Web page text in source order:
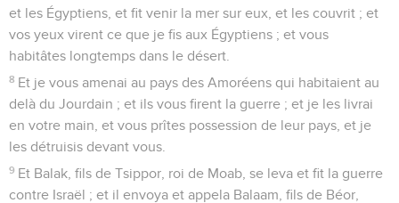
et les Égyptiens, et fit venir la mer sur eux, et les couvrit ; et
vos yeux virent ce que je fis aux Égyptiens ; et vous
habitâtes longtemps dans le désert.
8 Et je vous amenai au pays des Amoréens qui habitaient au
delà du Jourdain ; et ils vous firent la guerre ; et je les livrai
en votre main, et vous prîtes possession de leur pays, et je
les détruisis devant vous.
9 Et Balak, fils de Tsippor, roi de Moab, se leva et fit la guerre
contre Israël ; et il envoya et appela Balaam, fils de Béor,